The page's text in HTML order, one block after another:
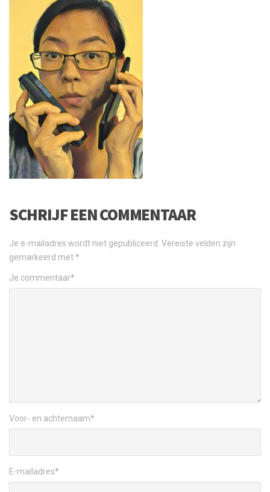
SCHRIJF EEN COMMENTAAR
Je e-mailadres wordt niet gepubliceerd. Vereiste velden zijn
gemarkeerd met*
Je commentaar*
Voor- en achternaam*
E-mailadres*